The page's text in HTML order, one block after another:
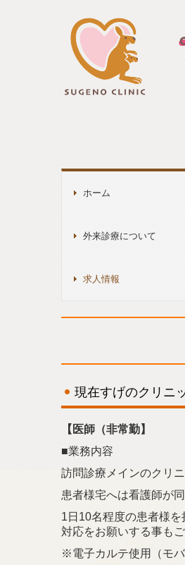
ホーム
外来診療について
求人情報
現在すげのクリニ
【医師（非常勤】
■業務内容
訪問診療メインのクリ
患者様宅へは看護師が
1日10名程度の患者様
対応をお願いする事もご
※電子カルテ使用（モバ